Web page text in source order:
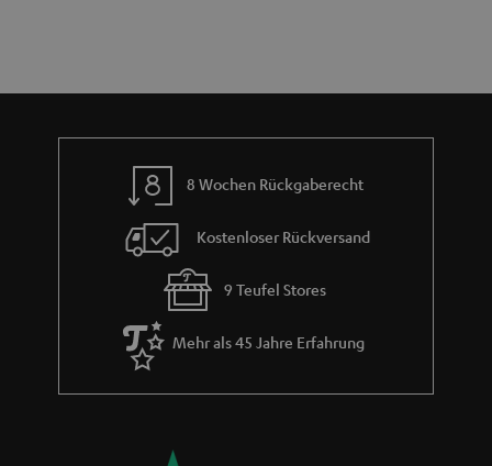
m
8 Wochen Rückgaberecht
Kostenloser Rückversand
9 Teufel Stores
Mehr als 45 Jahre Erfahrung